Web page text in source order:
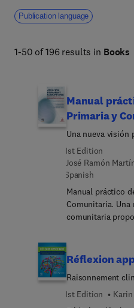
Publication language
1-50 of 196 results in Books
Manual
Primaria y
Una nueva visión
1st Edition
José Ramón
Spanish
Manual práctico
Comunitaria. Una
comunitaria
clásico para
la equidad en el
concebido no
Primaria, sino
texto integra
Réflexion
Raisonnement
de décision dans
1st Edition